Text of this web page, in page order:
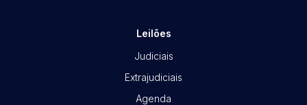
Leilões
Judiciais
Extrajudiciais
Agenda